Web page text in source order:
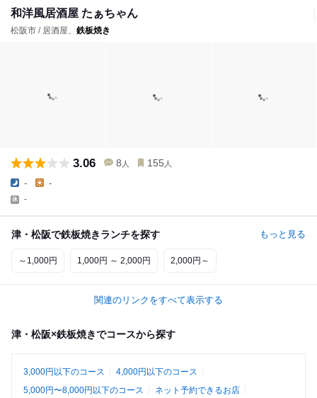
和洋風居酒屋 たぁちゃん
松阪市 / 居酒屋、 鉄板焼き
3.06 8 人 155 人
- -
-
津・松阪で鉄板焼きランチを探す もっと見る
～1,000円 1,000円 ～ 2,000円 2,000円～
関連のリンクをすべて表示する
津・松阪×鉄板焼きでコースから探す
3,000円以下のコース
4,000円以下のコース
5,000円〜8,000円以下のコース
ネット予約できるお店